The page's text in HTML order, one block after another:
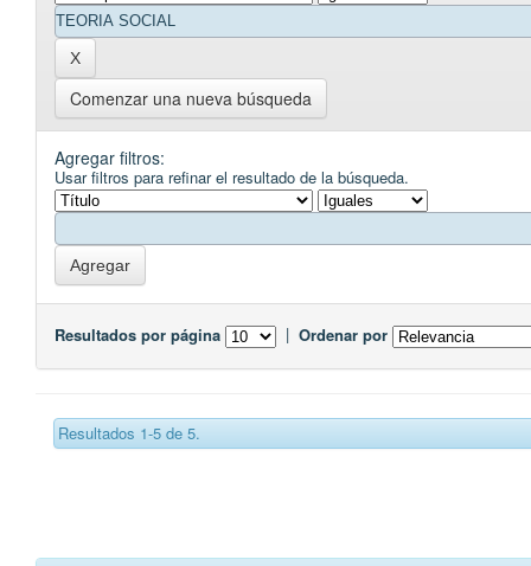
Comenzar una nueva búsqueda
Agregar filtros:
Usar filtros para refinar el resultado de la búsqueda.
Resultados por página | Ordenar por
Resultados 1-5 de 5.